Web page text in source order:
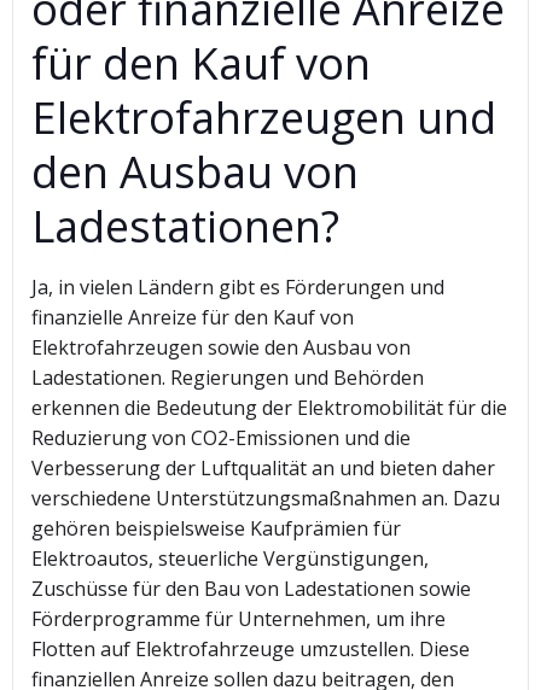
für den Kauf von
Elektrofahrzeugen und
den Ausbau von
Ladestationen?
Ja, in vielen Ländern gibt es Förderungen und
finanzielle Anreize für den Kauf von
Elektrofahrzeugen sowie den Ausbau von
Ladestationen. Regierungen und Behörden
erkennen die Bedeutung der Elektromobilität für die
Reduzierung von CO2-Emissionen und die
Verbesserung der Luftqualität an und bieten daher
verschiedene Unterstützungsmaßnahmen an. Dazu
gehören beispielsweise Kaufprämien für
Elektroautos, steuerliche Vergünstigungen,
Zuschüsse für den Bau von Ladestationen sowie
Förderprogramme für Unternehmen, um ihre
Flotten auf Elektrofahrzeuge umzustellen. Diese
finanziellen Anreize sollen dazu beitragen, den